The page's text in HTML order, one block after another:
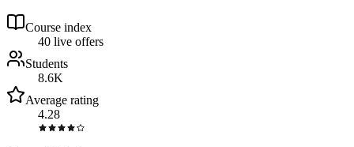
Course index
40 live offers
Students
8.6K
Average rating
4.28